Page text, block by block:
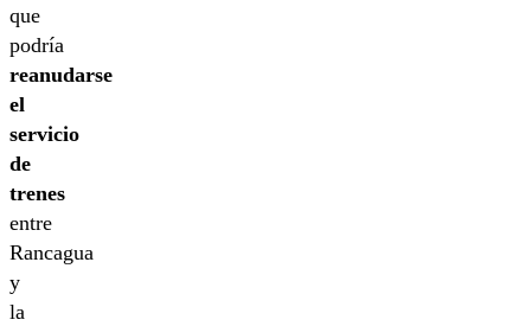
que
podría
reanudarse
el
servicio
de
trenes
entre
Rancagua
y
la